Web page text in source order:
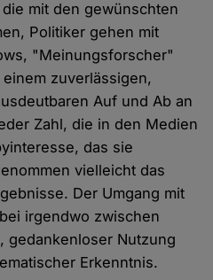
mit den gewünschten
Politiker gehen mit
"Meinungsforscher"
zuverlässigen,
Auf und Ab an
Zahl, die in den Medien
das sie
vielleicht das
Der Umgang mit
irgendwo zwischen
gedankenloser Nutzung
Erkenntnis.